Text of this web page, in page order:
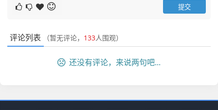
评论列表 （暂无评论， 133人围观）
还没有评论，来说两句吧...